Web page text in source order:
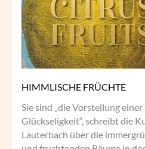
HIMMLISCHE FRÜCHTE
Sie sind „die Vorstellung
Glückseligkeit“, schreibt die
Lauterbach über die